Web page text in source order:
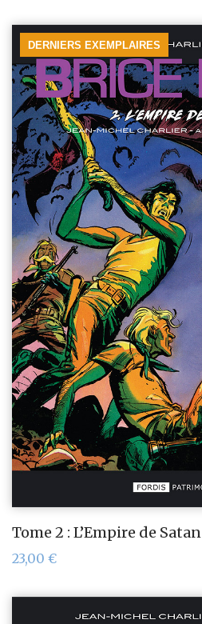
DERNIERS EXEMPLAIRES
Tome 2 : L’Empire de Satan
23,00 €